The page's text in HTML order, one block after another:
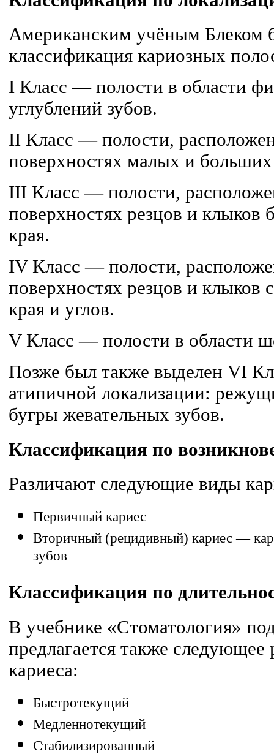
Американским учёным Блеком
классификация кариозных
I Класс — полости в области
углублений зубов.
II Класс — полости,
поверхностях малых и
III Класс — полости,
поверхностях резцов и клыков
края.
IV Класс — полости,
поверхностях резцов и клыков
края и углов.
V Класс — полости в области
Позже был также выделен VI
атипичной локализации:
бугры жевательных зубов.
Классификация по
Различают следующие виды
Первичный кариес
Вторичный (рецидивный) кариес —
зубов
Классификация по
В учебнике «Стоматология»
предлагается также следующее
кариеса:
Быстротекущий
Медленнотекущий
Стабилизированный